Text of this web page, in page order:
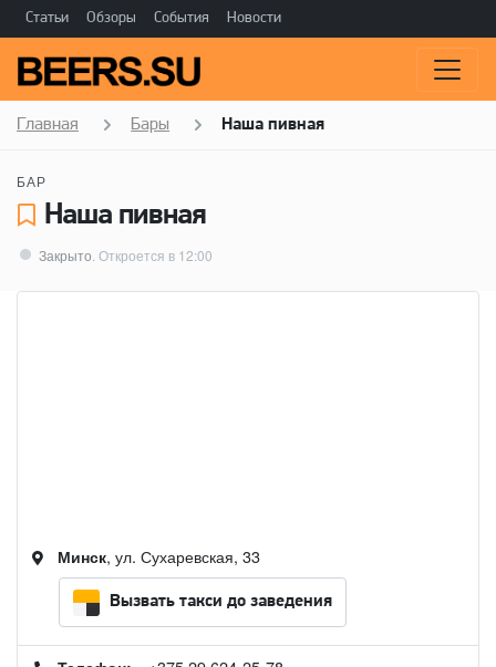
Статьи Обзоры События Новости
Главная Бары Наша пивная
БАР
Наша пивная
Закрыто . Откроется в 12:00
Минск, ул. Сухаревская, 33
Вызвать такси до заведения